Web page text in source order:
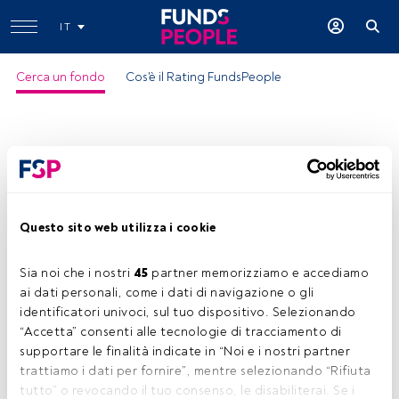
Questo sito web utilizza i cookie
Sia noi che i nostri 45 partner memorizziamo e accediamo
ai dati personali, come i dati di navigazione o gli
identificatori univoci, sul tuo dispositivo. Selezionando
“Accetta” consenti alle tecnologie di tracciamento di
supportare le finalità indicate in “Noi e i nostri partner
trattiamo i dati per fornire”, mentre selezionando “Rifiuta
tutto” o revocando il tuo consenso, le disabiliterai. Se i
IT
Cerca un fondo Cos'è il Rating FundsPeople